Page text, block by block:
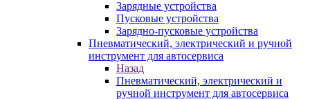
Зарядные устройства
Пусковые устройства
Зарядно-пусковые устройства
Пневматический, электрический и ручной
инструмент для автосервиса
Назад
Пневматический, электрический и
ручной инструмент для автосервиса